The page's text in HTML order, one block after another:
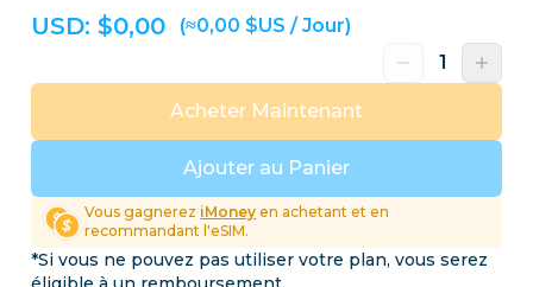
USD: $0,00 (≈0,00 $US / Jour)
Ajouter au Panier
Acheter Maintenant
Vous gagnerez iMoney en achetant et en
recommandant l'eSIM.
*Si vous ne pouvez pas utiliser votre plan, vous serez